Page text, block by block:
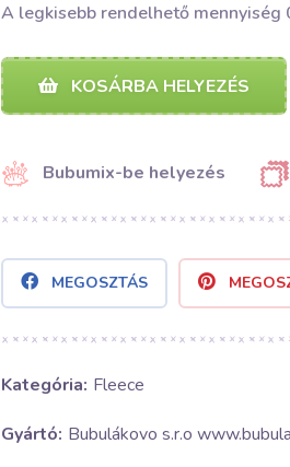
A legkisebb rendelhető mennyiség
KOSÁRBA HELYEZÉS
Bubumix-be helyezés
MEGOSZTÁS
Kategória: Fleece
Gyártó: Bubulákovo s.r.o